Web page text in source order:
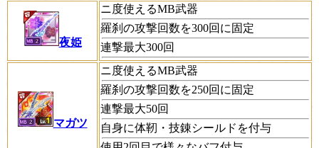
夜姫
ニ度使えるMB武器
羅刹の攻撃回数を300回に固定
連撃最大300回
マガツ
ニ度使えるMB武器
羅刹の攻撃回数を250回に固定
連撃最大50回
自身に体靭・技錬シールドを付与